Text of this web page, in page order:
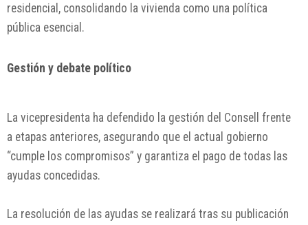
residencial, consolidando la vivienda como una política
pública esencial.
Gestión y debate político
La vicepresidenta ha defendido la gestión del Consell frente
a etapas anteriores, asegurando que el actual gobierno
“cumple los compromisos” y garantiza el pago de todas las
ayudas concedidas.
La resolución de las ayudas se realizará tras su publicación